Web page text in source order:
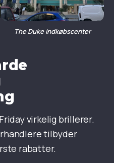
The Duke indkøbscenter
virkelig brillerer.
tilbyder
rabatter.